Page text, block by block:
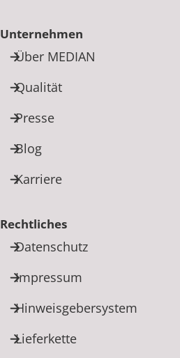
Unternehmen
Über MEDIAN
Qualität
Presse
Blog
Karriere
Rechtliches
Datenschutz
Impressum
Hinweisgebersystem
Lieferkette